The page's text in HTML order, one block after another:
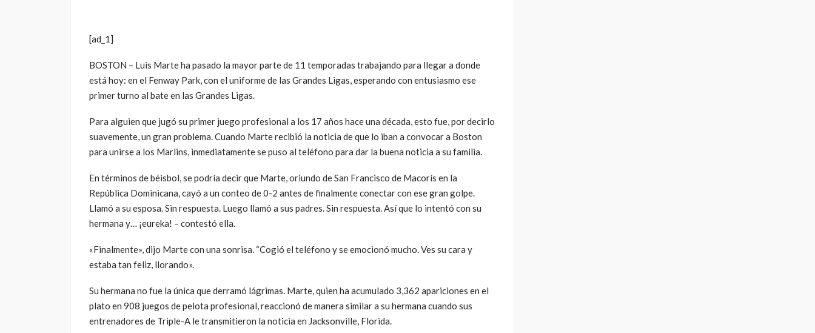
[ad_1]
BOSTON – Luis Marte ha pasado la mayor parte de 11 temporadas trabajando para llegar a donde
está hoy: en el Fenway Park, con el uniforme de las Grandes Ligas, esperando con entusiasmo ese
primer turno al bate en las Grandes Ligas.
Para alguien que jugó su primer juego profesional a los 17 años hace una década, esto fue, por decirlo
suavemente, un gran problema. Cuando Marte recibió la noticia de que lo iban a convocar a Boston
para unirse a los Marlins, inmediatamente se puso al teléfono para dar la buena noticia a su familia.
En términos de béisbol, se podría decir que Marte, oriundo de San Francisco de Macorís en la
República Dominicana, cayó a un conteo de 0-2 antes de finalmente conectar con ese gran golpe.
Llamó a su esposa. Sin respuesta. Luego llamó a sus padres. Sin respuesta. Así que lo intentó con su
hermana y… ¡eureka! – contestó ella.
«Finalmente», dijo Marte con una sonrisa. “Cogió el teléfono y se emocionó mucho. Ves su cara y
estaba tan feliz, llorando».
Su hermana no fue la única que derramó lágrimas. Marte, quien ha acumulado 3,362 apariciones en el
plato en 908 juegos de pelota profesional, reaccionó de manera similar a su hermana cuando sus
entrenadores de Triple-A le transmitieron la noticia en Jacksonville, Florida.